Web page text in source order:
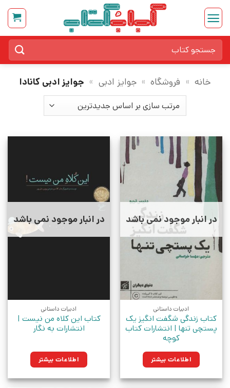
Skip
content
برای:
خانه » فروشگاه » جوایز ادبی » جوایز ادبی کانادا
در انبار موجود نمی باشد
ادبیات داستانی
کتاب زندگی شگفت انگیز یک
پستچی تنها | انتشارات کتاب
کوچه
اطلاعات بیشتر
در انبار موجود نمی باشد
ادبیات داستانی
کتاب این کلاه من نیست |
انتشارات به نگار
اطلاعات بیشتر